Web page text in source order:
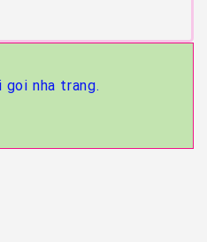
goi nha trang.